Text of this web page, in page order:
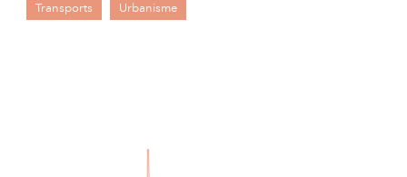
Transports Urbanisme